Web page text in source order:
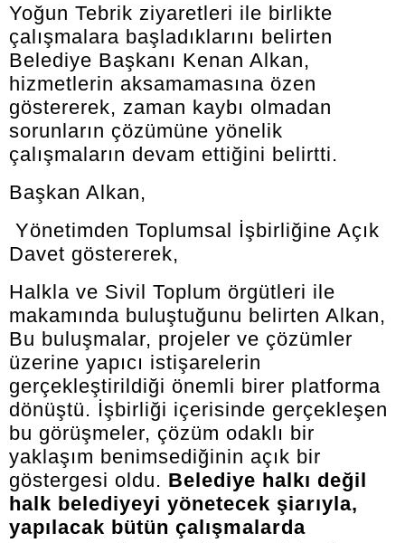
Yoğun Tebrik ziyaretleri ile birlikte
çalışmalara başladıklarını belirten
Belediye Başkanı Kenan Alkan,
hizmetlerin aksamamasına özen
göstererek, zaman kaybı olmadan
sorunların çözümüne yönelik
çalışmaların devam ettiğini belirtti.
Başkan Alkan,
Yönetimden Toplumsal İşbirliğine Açık
Davet göstererek,
Halkla ve Sivil Toplum örgütleri ile
makamında buluştuğunu belirten Alkan,
Bu buluşmalar, projeler ve çözümler
üzerine yapıcı istişarelerin
gerçekleştirildiği önemli birer platforma
dönüştü. İşbirliği içerisinde gerçekleşen
bu görüşmeler, çözüm odaklı bir
yaklaşım benimsediğinin açık bir
göstergesi oldu. Belediye halkı değil
halk belediyeyi yönetecek şiarıyla,
yapılacak bütün çalışmalarda